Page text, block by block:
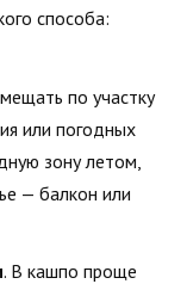
способа:
по участку
или погодных
зону летом,
— балкон или
. В кашпо проще